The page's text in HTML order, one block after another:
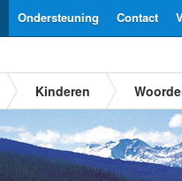
Contact
Ondersteuning
Kinderen